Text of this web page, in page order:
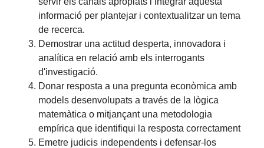
informació per plantejar i contextualitzar un tema
de recerca.
Demostrar una actitud desperta, innovadora i
analítica en relació amb els interrogants
d'investigació.
Donar resposta a una pregunta econòmica amb
models desenvolupats a través de la lògica
matemàtica o mitjançant una metodologia
empírica que identifiqui la resposta correctament
Emetre judicis independents i defensar-los